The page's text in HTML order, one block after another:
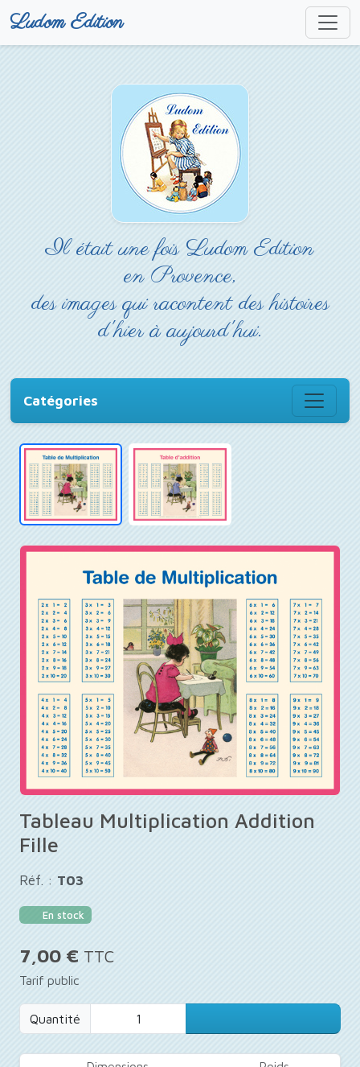
Ludom Edition
Il était une fois Ludom Edition
en Provence,
des images qui racontent des histoires
d'hier à aujourd'hui.
Catégories
Tableau Multiplication Addition
Fille
Réf. : T03
En stock
7,00 € TTC
Tarif public
Quantité